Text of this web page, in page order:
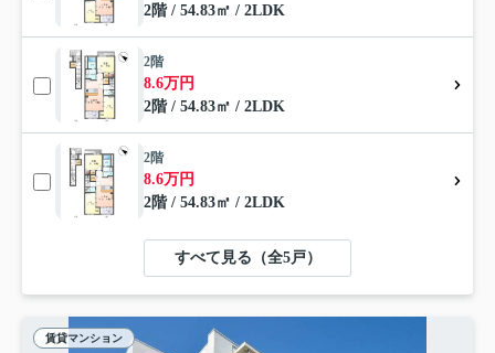
2階 / 54.83㎡ / 2LDK
2階
8.6万円
2階 / 54.83㎡ / 2LDK
2階
8.6万円
2階 / 54.83㎡ / 2LDK
すべて見る（全5戸）
賃貸マンション